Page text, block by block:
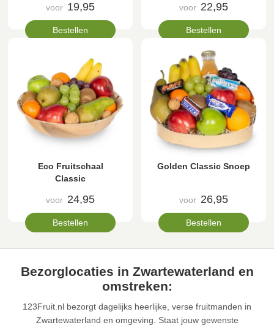
voor 19,95
Bestellen
voor 22,95
Bestellen
Eco Fruitschaal
Classic
voor 24,95
Bestellen
Golden Classic Snoep
voor 26,95
Bestellen
Bezorglocaties in Zwartewaterland en
omstreken:
123Fruit.nl bezorgt dagelijks heerlijke, verse fruitmanden in
Zwartewaterland en omgeving. Staat jouw gewenste